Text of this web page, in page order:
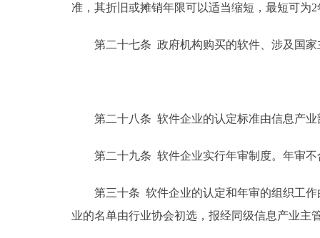
准，其折旧或摊销年限可以适当缩短，最短可为2
第二十七条 政府机构购买的软件、涉及国家
第二十八条 软件企业的认定标准由信息产业
第二十九条 软件企业实行年审制度。年审不
第三十条 软件企业的认定和年审的组织工作
业的名单由行业协会初选，报经同级信息产业主